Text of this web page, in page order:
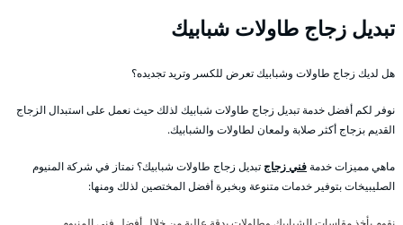
تبديل زجاج طاولات شبابيك
هل لديك زجاج طاولات وشبابيك تعرض للكسر وتريد تجديده؟
نوفر لكم أفضل خدمة تبديل زجاج طاولات شبابيك لذلك حيث نعمل على استبدال الزجاج
القديم بزجاج أكثر صلابة ولمعان لطاولات والشبابيك.
ماهي مميزات خدمةفني زجاج تبديل زجاج طاولات شبابيك؟ نمتاز في شركة المنيوم
الصليبيخات بتوفير خدمات متنوعة وبخبرة أفضل المختصين لذلك ومنها: